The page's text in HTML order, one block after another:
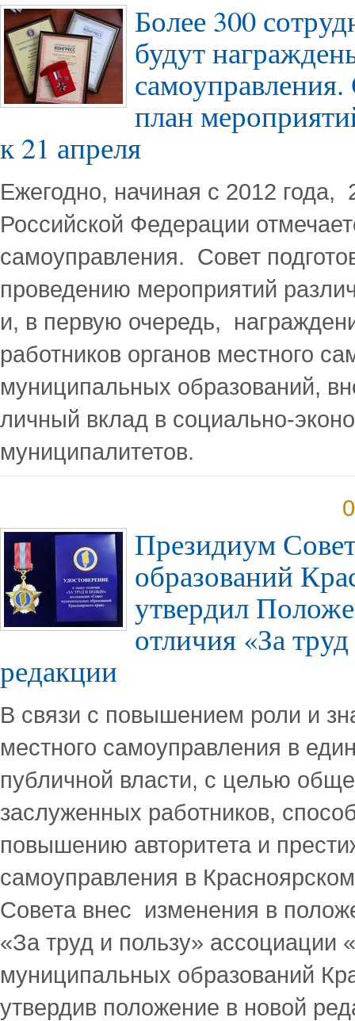
Более 300
будут
план
к 21 апреля
Ежегодно, начиная с 2012 года,
Российской Федерации
самоуправления. Совет
проведению мероприятий
и, в первую очередь,
работников органов местного
муниципальных образований,
личный вклад в социально-
муниципалитетов.
Президиум
образований
утвердил
отличия «За
редакции
В связи с повышением роли и
местного самоуправления в
публичной власти, с целью
заслуженных работников,
повышению авторитета и
самоуправления в
Совета внес изменения в
«За труд и пользу» ассоциации
муниципальных образований
утвердив положение в новой